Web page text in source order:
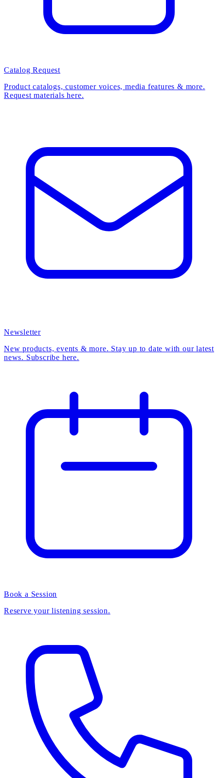
Catalog Request
Product catalogs, customer voices, media features & more.
Request materials here.
Newsletter
New products, events & more. Stay up to date with our latest
news. Subscribe here.
Book a Session
Reserve your listening session.